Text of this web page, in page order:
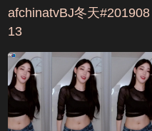
afchinatvBJ冬天#201908
13